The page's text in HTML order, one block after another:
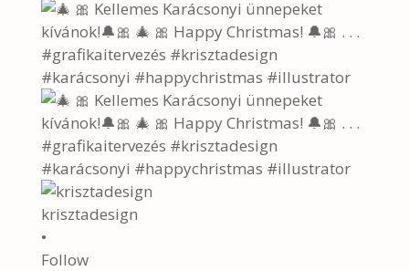
krisztadesign
•
Follow